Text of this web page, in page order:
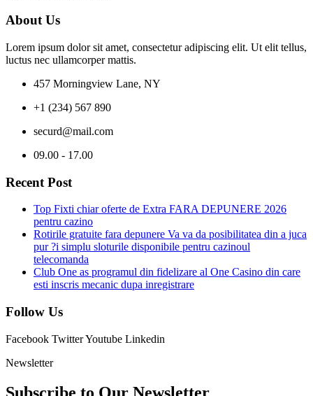
About Us
Lorem ipsum dolor sit amet, consectetur adipiscing elit. Ut elit tellus,
luctus nec ullamcorper mattis.
457 Morningview Lane, NY
+1 (234) 567 890
securd@mail.com
09.00 - 17.00
Recent Post
Top Fixti chiar oferte de Extra FARA DEPUNERE 2026
pentru cazino
Rotirile gratuite fara depunere Va va da posibilitatea din a juca
pur ?i simplu sloturile disponibile pentru cazinoul
telecomanda
Club One as programul din fidelizare al One Casino din care
esti inscris mecanic dupa inregistrare
Follow Us
Facebook TwitterYoutube Linkedin
Newsletter
Subscribe to Our Newsletter